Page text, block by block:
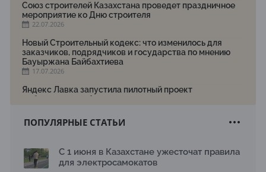
Союз строителей Казахстана проведет праздничное
мероприятие ко Дню строителя
22.07.2026
Новый Строительный кодекс: что изменилось для
заказчиков, подрядчиков и государства по мнению
Бауыржана Байбахтиева
17.07.2026
Яндекс Лавка запустила пилотный проект
рободоставки в Астане
Архитектурная премия SÄULE ARCHITEKTURPREIS
Первый Дом правительства Алматы станет главной
ПОПУЛЯРНЫЕ СТАТЬИ
С 1 июня в Казахстане ужесточат правила
для электросамокатов